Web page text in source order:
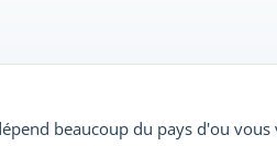
beaucoup du pays d'ou vous